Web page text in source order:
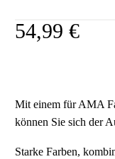
54,99 €
Mit einem für AMA
können Sie sich der
Starke Farben,